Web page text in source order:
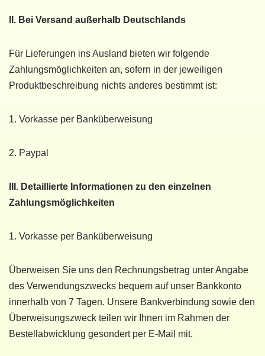
II. Bei Versand außerhalb Deutschlands
Für Lieferungen ins Ausland bieten wir folgende
Zahlungsmöglichkeiten an, sofern in der jeweiligen
Produktbeschreibung nichts anderes bestimmt ist:
1. Vorkasse per Banküberweisung
2. Paypal
III. Detaillierte Informationen zu den einzelnen
Zahlungsmöglichkeiten
1. Vorkasse per Banküberweisung
Überweisen Sie uns den Rechnungsbetrag unter Angabe
des Verwendungszwecks bequem auf unser Bankkonto
innerhalb von 7 Tagen. Unsere Bankverbindung sowie den
Überweisungszweck teilen wir Ihnen im Rahmen der
Bestellabwicklung gesondert per E-Mail mit.